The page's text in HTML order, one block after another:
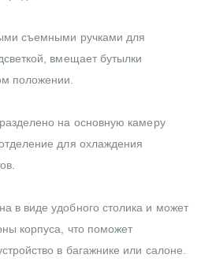
съемными ручками для
вмещает бутылки
положении.
на основную камеру
для охлаждения
в виде удобного столика и может
корпуса, что поможет
в багажнике или салоне.